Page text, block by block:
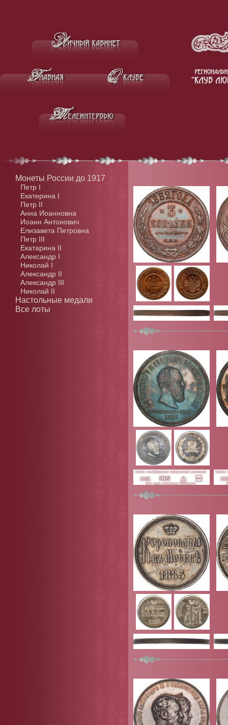
Монеты России до 1917
Петр I
Екатерина I
Петр II
Анна Иоанновна
Иоанн Антонович
Елизавета Петровна
Петр III
Екатарина II
Александр I
Николай I
Александр II
Александр III
Николай II
Настольные медали
Все лоты